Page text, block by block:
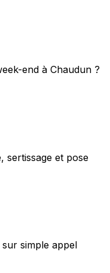
end à Chaudun ?
sertissage et pose
simple appel